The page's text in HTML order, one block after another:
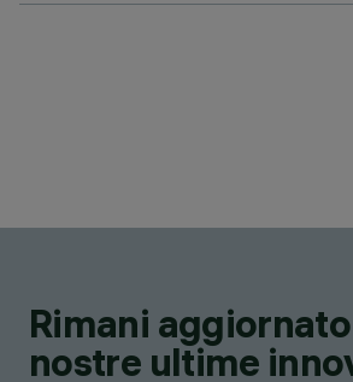
Rimani
nostre ultime